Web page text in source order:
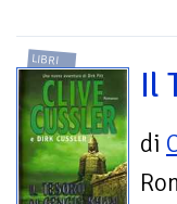
LIBRI
Il
di